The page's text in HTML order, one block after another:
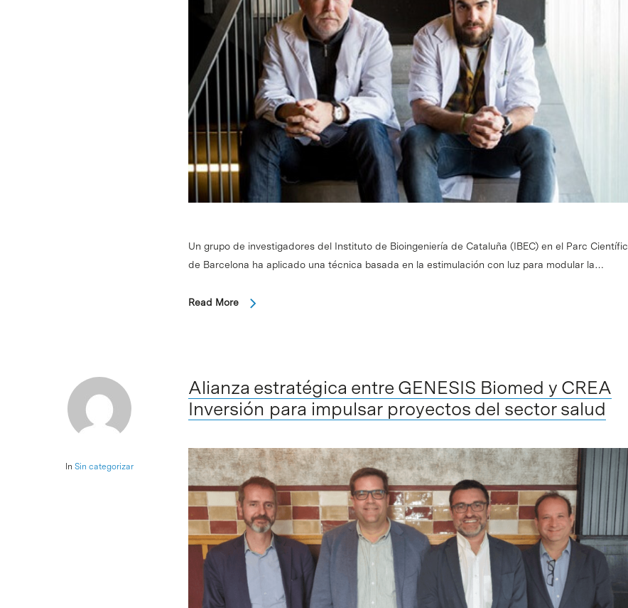
Un grupo de investigadores del Instituto de Bioingeniería de Cataluña (IBEC) en el Parc Científic
de Barcelona ha aplicado una técnica basada en la estimulación con luz para modular la…
Read More
In Sin categorizar
Alianza estratégica entre GENESIS Biomed y CREA
Inversión para impulsar proyectos del sector salud